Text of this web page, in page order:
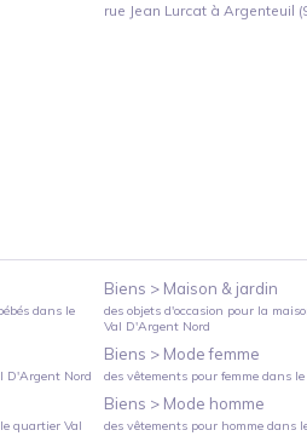
rue Jean Lurcat à Argenteuil
dans le
D'Argent Nord
quartier Val
Biens > Maison & jardin
des objets d'occasion pour la
Val D'Argent Nord
Biens > Mode femme
des vêtements pour femme dans
Biens > Mode homme
des vêtements pour homme dans